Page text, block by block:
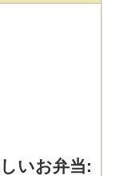
いお弁当: